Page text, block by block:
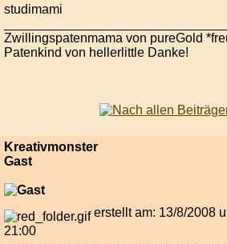
studimami
Zwillingspatenmama von pureGold
Patenkind von hellerlittle Danke!
Kreativmonster
Gast
erstellt am: 13/8/2008
21:00